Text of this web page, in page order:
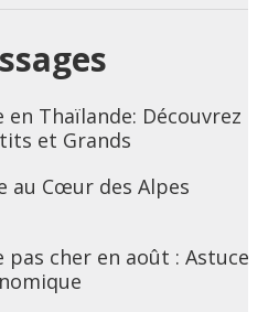
en Thaïlande: Découvrez
et Grands
au Cœur des Alpes
cher en août : Astuces